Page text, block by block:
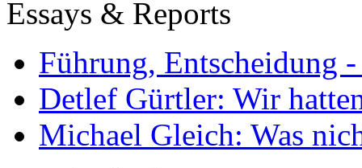
Essays & Reports
Führung, Entscheidung
Detlef Gürtler: Wir
Michael Gleich: Was